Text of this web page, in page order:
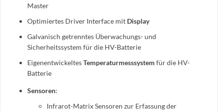
Master
Optimiertes Driver Interface mit Display
Galvanisch getrenntes Überwachungs- und
Sicherheitssystem für die HV-Batterie
EigenentwickeltesTemperaturmesssystem für die HV-
Batterie
Sensoren:
Infrarot-Matrix Sensoren zur Erfassung der